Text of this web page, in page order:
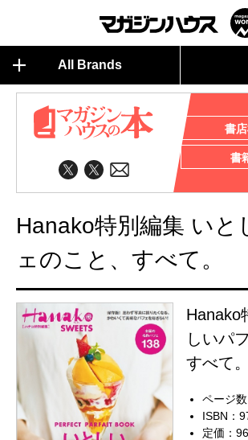
All Brands
書
書
Hanako特別編集 いと
ェのこと、すべて。
Hanako
しいパ
すべて。
ページ
ISBN：
定価：